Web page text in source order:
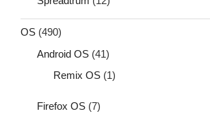
OS (490)
Android OS (41)
Remix OS (1)
Firefox OS (7)